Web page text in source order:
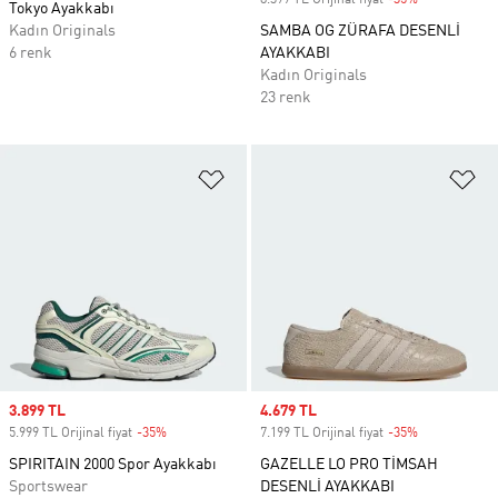
Tokyo Ayakkabı
Kadın Originals
6 renk
SAMBA OG ZÜRAFA DESENLİ
AYAKKABI
Kadın Originals
23 renk
Sale price
3.899 TL
5.999 TL Orijinal fiyat -35%
SPIRITAIN 2000 Spor Ayakkabı
Sportswear
Sale price
4.679 TL
7.199 TL Orijinal fiyat -35%
GAZELLE LO PRO TİMSAH
DESENLİ AYAKKABI